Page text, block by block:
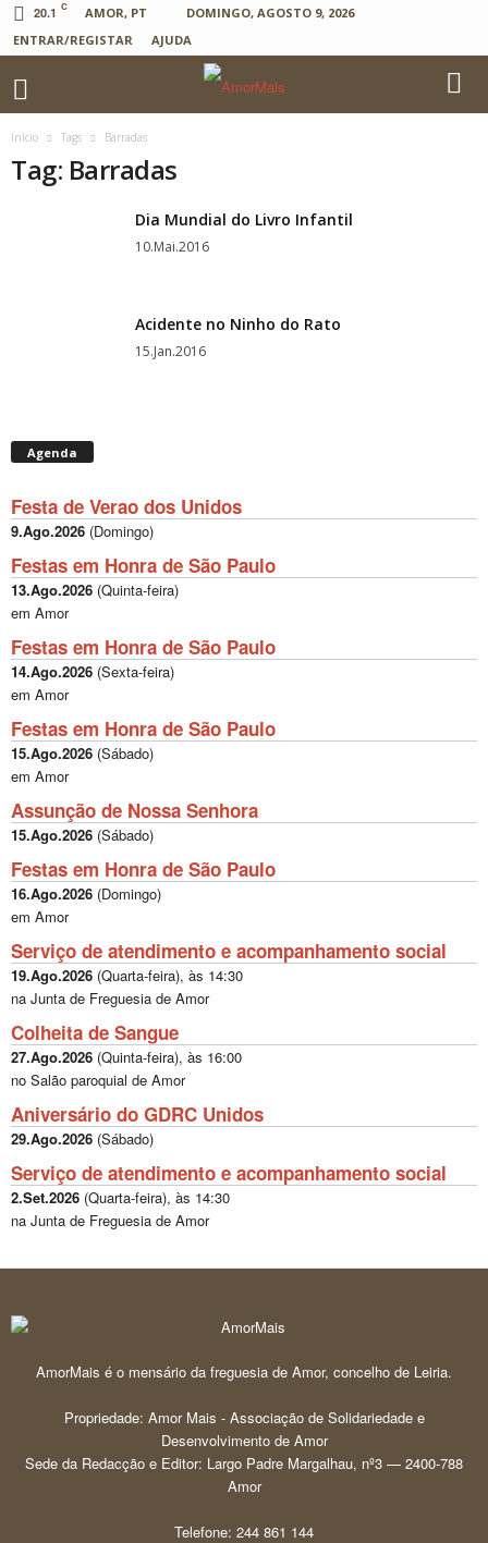
20.1 C AMOR, PT
DOMINGO, AGOSTO 9, 2026
ENTRAR/REGISTAR
AJUDA
Início Tags Barradas
Tag: Barradas
Dia Mundial do Livro Infantil
10.Mai.2016
Acidente no Ninho do Rato
15.Jan.2016
Agenda
Festa de Verao dos Unidos
9.Ago.2026 (Domingo)
Festas em Honra de São Paulo
13.Ago.2026 (Quinta-feira)
em Amor
Festas em Honra de São Paulo
14.Ago.2026 (Sexta-feira)
em Amor
Festas em Honra de São Paulo
15.Ago.2026 (Sábado)
em Amor
Assunção de Nossa Senhora
15.Ago.2026 (Sábado)
Festas em Honra de São Paulo
16.Ago.2026 (Domingo)
em Amor
Serviço de atendimento e acompanhamento social
19.Ago.2026 (Quarta-feira), às 14:30
na Junta de Freguesia de Amor
Colheita de Sangue
27.Ago.2026 (Quinta-feira), às 16:00
no Salão paroquial de Amor
Aniversário do GDRC Unidos
29.Ago.2026 (Sábado)
Serviço de atendimento e acompanhamento social
2.Set.2026 (Quarta-feira), às 14:30
na Junta de Freguesia de Amor
AmorMais é o mensário da freguesia de Amor, concelho de Leiria.
Propriedade: Amor Mais - Associação de Solidariedade e
Desenvolvimento de Amor
Sede da Redacção e Editor: Largo Padre Margalhau, nº3 — 2400-788
Amor
Telefone: 244 861 144